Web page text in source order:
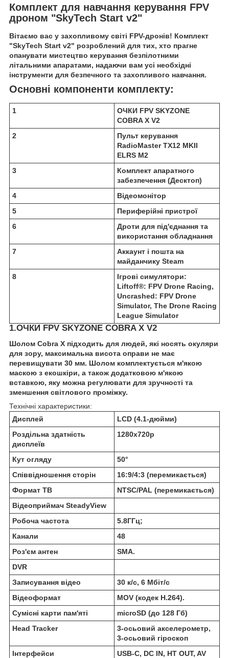
Комплект для навчання керування FPV
дроном "SkyTech Start v2"
Вітаємо вас у захопливому світі FPV-дронів! Комплект
"SkyTech Start v2" розроблений для тих, хто прагне
опанувати мистецтво керування безпілотними
літальними апаратами, надаючи вам усі необхідні
інструменти для безпечного та захопливого навчання.
Основні компоненти комплекту:
1
ОЧКИ FPV SKYZONE
COBRA X V2
2
Пульт керування
RadioMaster TX12 MKII
ELRS M2
3
Комплект апаратного
забезпечення (Десктоп)
4
Відеомонітор
5
Периферійні пристрої
6
Дроти для під'єднання та
використання обладнання
7
Аккаунт і пошта на
майданчику Steam
8
Ігрові симулятори:
Liftoff®: FPV Drone Racing,
Uncrashed: FPV Drone
Simulator, The Drone Racing
League Simulator
1.ОЧКИ FPV SKYZONE COBRA X V2
Шолом Cobra X підходить для людей, які носять окуляри
для зору, максимальна висота оправи не має
перевищувати 30 мм. Шолом комплектується м'якою
маскою з екошкіри, а також додатковою м'якою
вставкою, яку можна регулювати для зручності та
зменшення світлового проміжку.
Технічні характеристики:
Дисплей
LCD (4.1-дюйми)
Роздільна здатність
дисплеїв
1280х720p
Кут огляду
50°
Співвідношення сторін
16:9/4:3 (перемикається)
Формат ТВ
NTSC/PAL (перемикається)
Відеоприймач SteadyView
Робоча частота
5.8ГГц;
Канали
48
Роз'єм антен
SMA.
DVR
Записування відео
30 к/c, 6 Мбіт/с
Відеоформат
MOV (кодек H.264).
Сумісні карти пам'яті
microSD (до 128 Гб)
Head Tracker
3-осьовий акселерометр,
3-осьовий гіроскоп
Інтерфейси
USB-C, DC IN, HT OUT, AV